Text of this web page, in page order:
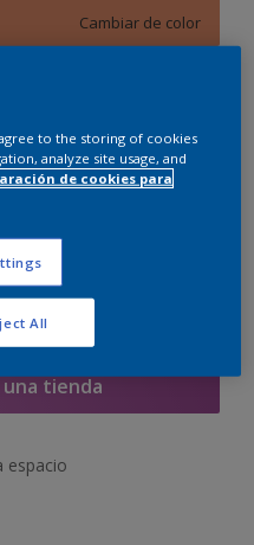
Cambiar de color
de pintura
Calcular
de deseos
tienda
espacio
to the storing of cookies
analyze site usage, and
de cookies para
All